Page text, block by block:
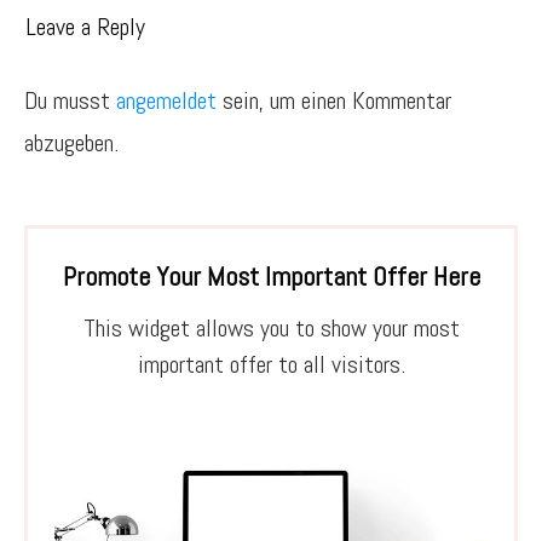
Leave a Reply
Du musst angemeldet sein, um einen Kommentar
abzugeben.
Promote Your Most Important Offer Here
This widget allows you to show your most
important offer to all visitors.